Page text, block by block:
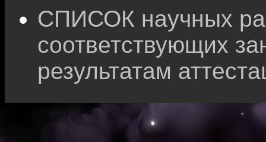
СПИСОК научных
соответствующих
результатам